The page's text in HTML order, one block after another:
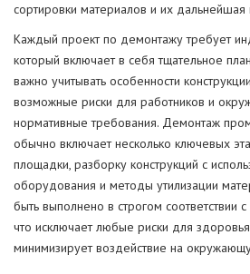
сортировки материалов и их дальнейшая
Каждый проект по демонтажу требует
который включает в себя тщательное
важно учитывать особенности
возможные риски для работников и
нормативные требования. Демонтаж
обычно включает несколько ключевых
площадки, разборку конструкций с
оборудования и методы утилизации
быть выполнено в строгом соответствии
что исключает любые риски для
минимизирует воздействие на